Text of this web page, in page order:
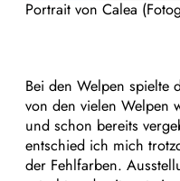
Portrait von Calea
Bei den Welpen spielte
von den vielen Welpen
und schon bereits
entschied ich mich
der Fehlfarben.